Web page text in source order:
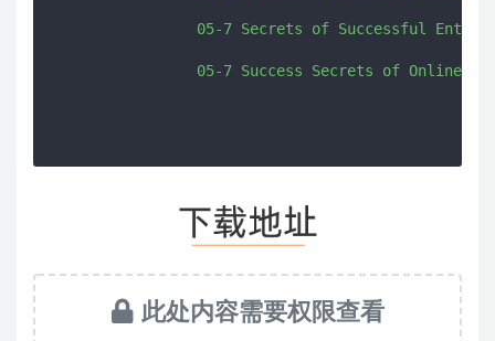
05-7 Secrets of Successful
05-7 Success Secrets of Online
此处内容需要权限查看